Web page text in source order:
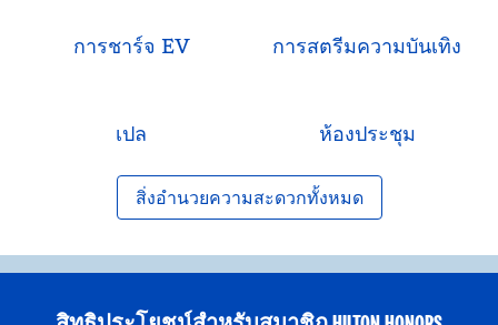
การชาร์จ EV การสตรีมความบันเทิง
เปล ห้องประชุม
สิ่งอํานวยความสะดวกทั้งหมด